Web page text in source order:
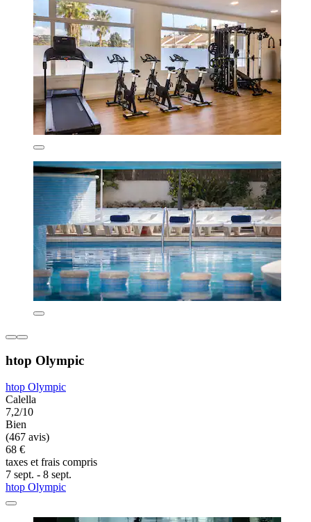
htop Olympic
htop Olympic
Calella
7,2/10
Bien
(467 avis)
68 €
taxes et frais compris
7 sept. - 8 sept.
htop Olympic